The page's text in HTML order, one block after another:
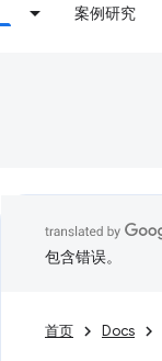
案例研究
包含错误。
首页 Docs